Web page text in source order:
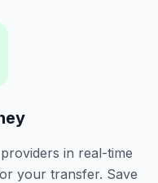
in real-time
your transfer. Save